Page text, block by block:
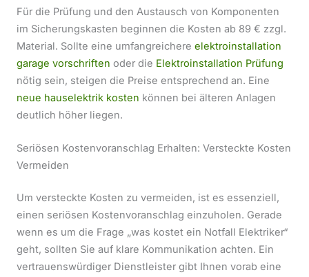
Für die Prüfung und den Austausch von Komponenten
im Sicherungskasten beginnen die Kosten ab 89 € zzgl.
Material. Sollte eine umfangreichere elektroinstallation
garage vorschriften oder die Elektroinstallation Prüfung
nötig sein, steigen die Preise entsprechend an. Eine
neue hauselektrik kosten können bei älteren Anlagen
deutlich höher liegen.
Seriösen Kostenvoranschlag Erhalten: Versteckte Kosten
Vermeiden
Um versteckte Kosten zu vermeiden, ist es essenziell,
einen seriösen Kostenvoranschlag einzuholen. Gerade
wenn es um die Frage „was kostet ein Notfall Elektriker“
geht, sollten Sie auf klare Kommunikation achten. Ein
vertrauenswürdiger Dienstleister gibt Ihnen vorab eine